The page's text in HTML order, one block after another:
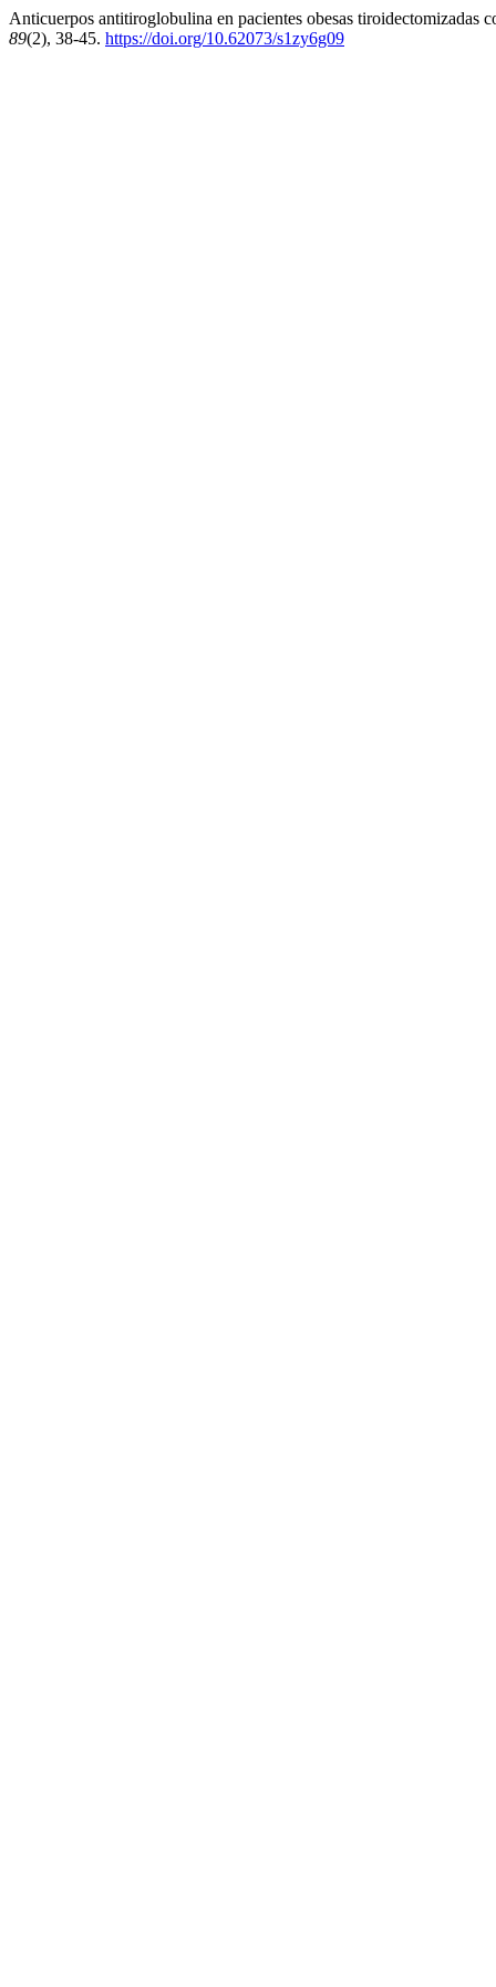
Anticuerpos antitiroglobulina en pacientes obesas tiroidectomizadas
89(2), 38-45. https://doi.org/10.62073/s1zy6g09